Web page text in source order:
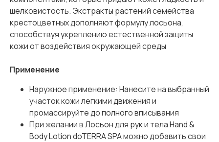
шелковистость. Экстракты растений семейства
крестоцветных дополняют формулу лосьона,
способствуя укреплению естественной защиты
кожи от воздействия окружающей среды
Применение
Наружное применение: Нанесите на выбранный
участок кожи легкими движения и
промассируйте до полного вписывания
При желании в Лосьон для рук и тела Hand &
Body Lotion doTERRA SPA можно добавить свои